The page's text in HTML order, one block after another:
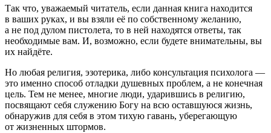
Так что, уважаемый читатель, если данная книга находится
в ваших руках, и вы взяли её по собственному желанию,
а не под дулом пистолета, то в ней находятся ответы, так
необходимые вам. И, возможно, если будете внимательны, вы
их найдёте.
Но любая религия, эзотерика, либо консультация психолога —
это именно способ отладки душевных проблем, а не конечная
цель. Тем не менее, многие люди, ударившись в религию,
посвящают себя служению Богу на всю оставшуюся жизнь,
обнаружив для себя в этом тихую гавань, уберегающую
от жизненных штормов.